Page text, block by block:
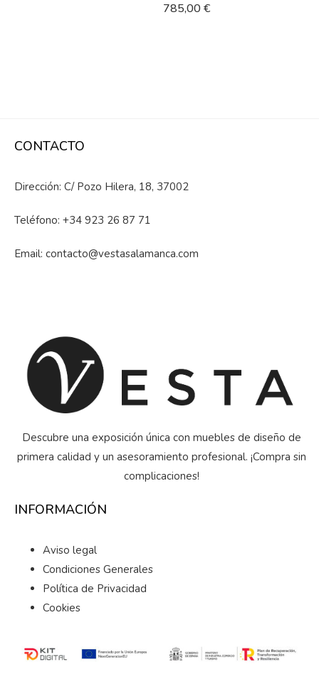
785,00€
CONTACTO
Dirección: C/ Pozo Hilera, 18, 37002
Teléfono: +34 923 26 87 71
Email: contacto@vestasalamanca.com
Descubre una exposición única con muebles de diseño de
primera calidad y un asesoramiento profesional. ¡Compra sin
complicaciones!
INFORMACIÓN
Aviso legal
Condiciones Generales
Política de Privacidad
Cookies